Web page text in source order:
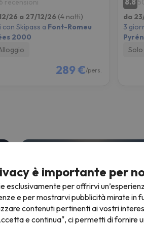
recensioni
26 a 27/12/26 (4 notti)
con Skipass a Font-Romeu
2000
289 €/pers.
8.8
da
3
Febbraio sulla neve
è importante per
esclusivamente per offrirvi
e per mostrarvi pubblicità mirate in
contenuti pertinenti ai vostri
e continua", ci permetti di fornire